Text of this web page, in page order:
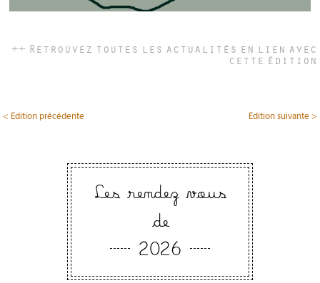
++ Retrouvez toutes les actualités en lien avec
cette édition
< Édition précédente Édition suivante >
Les rendez vous
de
2026